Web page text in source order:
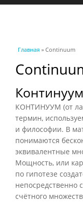
Вы здесь
Главная » Continuum
Континуум
КОНТИНУУМ (от
термин,
и философии. В
понимаются
эквивалентные
Мощность, или
по гипотезе
непосредственно
счётного